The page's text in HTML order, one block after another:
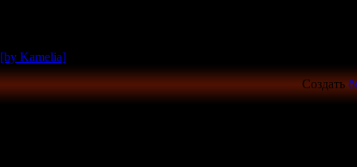
[by Kamelia]
Создать